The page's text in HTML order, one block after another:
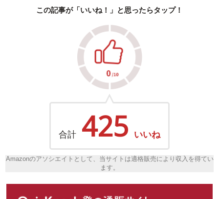
この記事が「いいね！」と思ったらタップ！
合計 425 いいね
Amazonのアソシエイトとして、当サイトは適格販売により収入を得てい
ます。